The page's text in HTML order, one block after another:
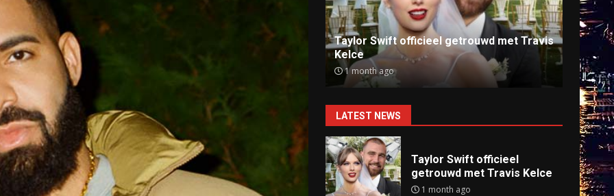
Taylor Swift officieel getrouwd met Travis
Ray J klaagt Kim Kardashian aan om
sekstape
9 months ago
Anti-
9
LATEST NEWS
Taylor Swift officieel
getrouwd met Travis Kelce
1 month ago